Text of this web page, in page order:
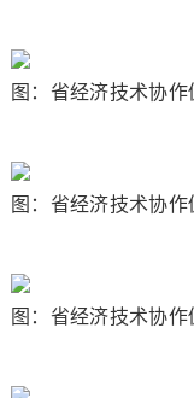
图：省经济技术协作
图：省经济技术协
图：省经济技术协